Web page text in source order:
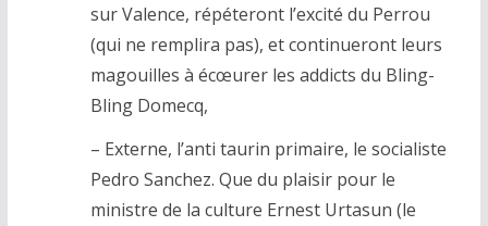
sur Valence, répéteront l’excité du Perrou
(qui ne remplira pas), et continueront leurs
magouilles à écœurer les addicts du Bling-
Bling Domecq,
– Externe, l’anti taurin primaire, le socialiste
Pedro Sanchez. Que du plaisir pour le
ministre de la culture Ernest Urtasun (le